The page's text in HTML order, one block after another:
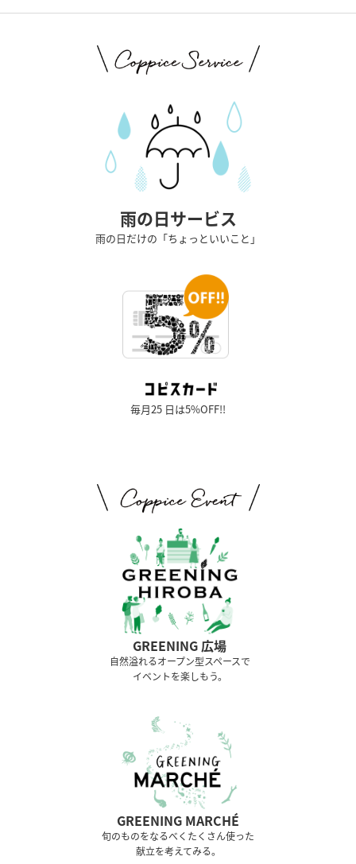
雨の日サービス
雨の日だけの「ちょっといいこと」
毎月25 日は5%OFF!!
GREENING 広場
⾃然溢れるオープン型スペースで
イベントを楽しもう。
GREENING MARCHÉ
旬のものをなるべくたくさん使った
献立を考えてみる。